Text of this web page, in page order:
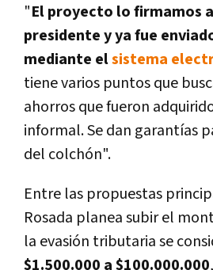
"El proyecto lo firmamos
presidente y ya fue
mediante elsistema
tiene varios puntos que
ahorros que fueron
informal. Se dan garantías
del colchón".
Entre las propuestas
Rosada planea subir el
la evasión tributaria se
$1.500.000 a $100.000.000